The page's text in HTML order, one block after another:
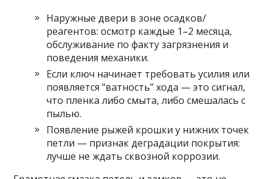
Наружные двери в зоне осадков/
реагентов: осмотр каждые 1–2 месяца,
обслуживание по факту загрязнения и
поведения механики.
Если ключ начинает требовать усилия или
появляется “ватность” хода — это сигнал,
что пленка либо смыта, либо смешалась с
пылью.
Появление рыжей крошки у нижних точек
петли — признак деградации покрытия:
лучше не ждать сквозной коррозии.